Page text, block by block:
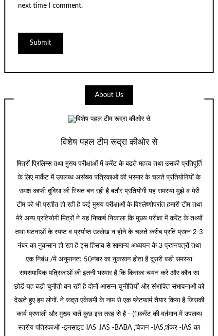
next time I comment.
About Us
विशेष पहल टीम रूद्रा कीओर से
मित्रों प्रिलिम्स तथा मुख्य परीक्षाओं में करेंट के बढते महत्व तथा उसकी प्रतिपूर्ति
के लिए मार्केट में उपलब्ध असंख्य पत्रिकाओं की भरमार के चलते प्रतियोगियों के
समक्ष काफी दुविधा की स्थित बन रही है बतौर प्रतियोगी यह समस्या मुझे व मेरी
टीम को भी प्रतीत हो रही है कई मुख्य परीक्षाओं के विश्लेष्णोपरांत हमारी टीम तथा
मेरे अन्य प्रतियोगी मित्रों ने यह निष्कर्ष निकाला कि मुख्य परीक्षा में करेंट के तथ्यों
तथा घटनाओं के स्पष्ट व प्रर्याप्त उल्लेख न होने के चलते करीब प्रति प्रश्न 2-3
नंबर का नुकसान हो रहा है इस हिसाब से सामान्य अध्ययन के 3 प्रश्नपत्रों तथा
एक निबंध /में अनुमानत: 50नंबर का नुकसान होता है दूसरी बडी समस्या
समसमायिक पत्रिकाओं की इतनी भरमार है कि किसका चयन करे और कौन सा
छोडें यह बडी चुनौती बन रही है दोनों आसन्न चुनौतियों और संभावित संभावनाओं को
देखते हुए हम लोगों. ने रूद्रा एकेडमी के नाम से एक प्लेटफार्म तैयार किया है जिसकी
कार्य प्रणाली और मुख्य बातें कुछ इस तरह से है - (1)करेंट की वर्तमान में उपलब्ध
स्तरीय पत्रिकाओं -इनसाइट IAS ,IAS -BABA ,विजन -IAS,शंकर -IAS का